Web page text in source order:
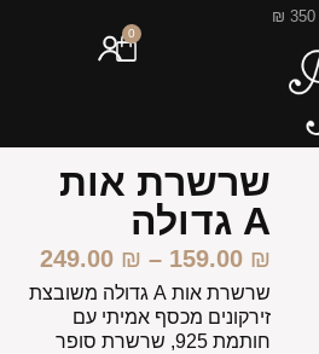
0
שרשרת אות
A גדולה
159.00 ₪
–
249.00 ₪
שרשרת אות A גדולה משובצת
זירקונים מכסף אמיתי עם
חותמת 925, שרשרת סופר